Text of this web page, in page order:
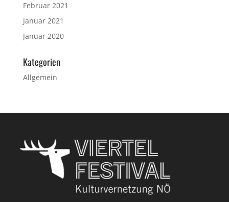
Februar 2021
Januar 2021
Januar 2020
Kategorien
Allgemein